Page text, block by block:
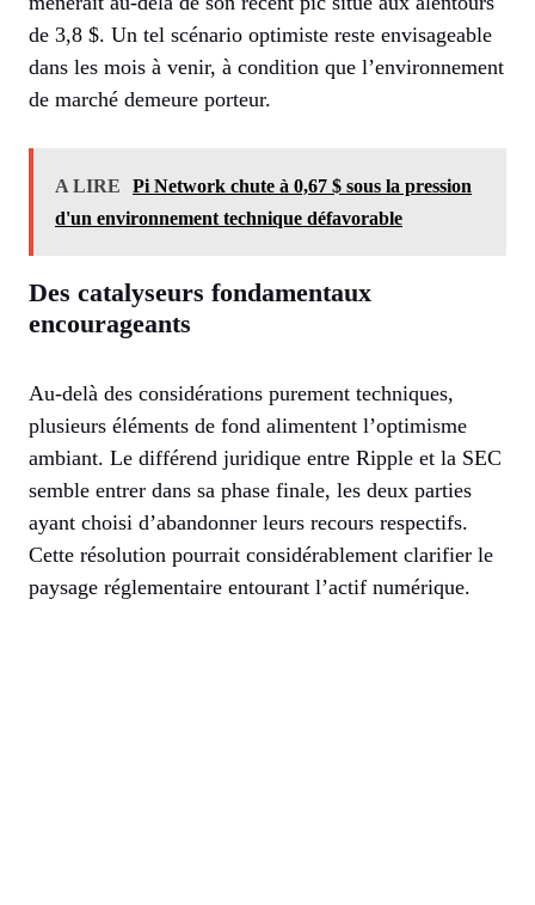
de 3,8 $. Un tel scénario optimiste reste envisageable
dans les mois à venir, à condition que l’environnement
de marché demeure porteur.
A LIRE
Pi Network chute à 0,67 $ sous la pression
d'un environnement technique défavorable
Des catalyseurs fondamentaux
encourageants
Au-delà des considérations purement techniques,
plusieurs éléments de fond alimentent l’optimisme
ambiant. Le différend juridique entre Ripple et la SEC
semble entrer dans sa phase finale, les deux parties
ayant choisi d’abandonner leurs recours respectifs.
Cette résolution pourrait considérablement clarifier le
paysage réglementaire entourant l’actif numérique.